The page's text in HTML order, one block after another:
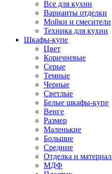
Все для кухни
Варианты отделки
Мойки и смесители
Техника для кухни
Шкафы-купе
Цвет
Коричневые
Серые
Темные
Черные
Светлые
Белые шкафы-купе
Венге
Размер
Маленькие
Большие
Средние
Отделка и материал
МДФ